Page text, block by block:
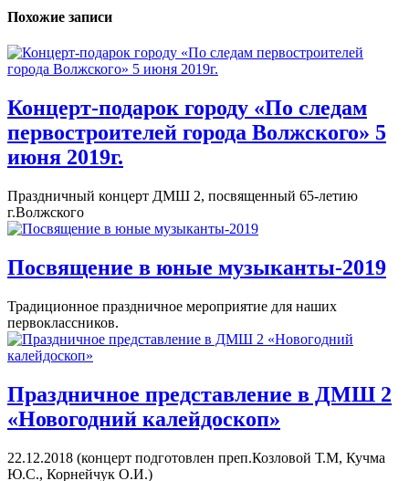
Похожие записи
Концерт-подарок городу «По следам
первостроителей города Волжского» 5
июня 2019г.
Праздничный концерт ДМШ 2, посвященный 65-летию
г.Волжского
Посвящение в юные музыканты-2019
Традиционное праздничное мероприятие для наших
первоклассников.
Праздничное представление в ДМШ 2
«Новогодний калейдоскоп»
22.12.2018 (концерт подготовлен преп.Козловой Т.М, Кучма
Ю.С., Корнейчук О.И.)